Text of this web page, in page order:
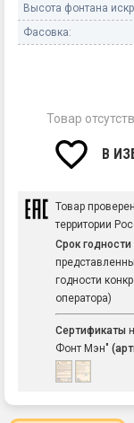
Высота фонтана
Фасовка:
Товар
В
Товар
территории
Срок годности
годности
оператора)
Сертификаты
Фонт Мэн"